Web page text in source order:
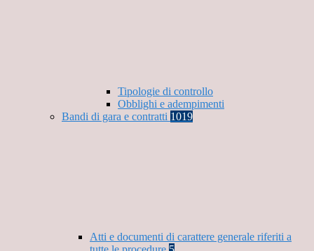
Tipologie di controllo
Obblighi e adempimenti
Bandi di gara e contratti 1019
Atti e documenti di carattere generale riferiti a